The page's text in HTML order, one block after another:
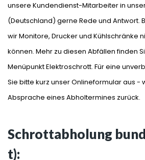
unsere Kundendienst-Mitarbeiter in
(Deutschland) gerne Rede und Antwort.
wir Monitore, Drucker und Kühlschränke
können. Mehr zu diesen Abfällen finden
Menüpunkt Elektroschrott. Für eine
Sie bitte kurz unser Onlineformular aus -
Absprache eines Abholtermines zurück.
Schrottabholung
t):